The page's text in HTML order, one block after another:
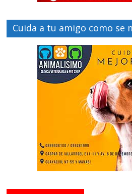
Cuida a tu amigo como se